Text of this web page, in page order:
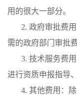
用的很大一部分。
2. 政府审批费
需的政府部门审批
3. 技术服务费
进行资质申报指导
4. 其他费用：